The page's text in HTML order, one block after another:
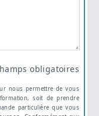
obligatoires
nous permettre de vous
soit de prendre
particulière que vous